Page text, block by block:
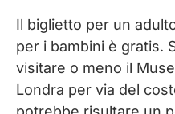
Il biglietto per un
per i bambini è gratis.
visitare o meno il
Londra per via del